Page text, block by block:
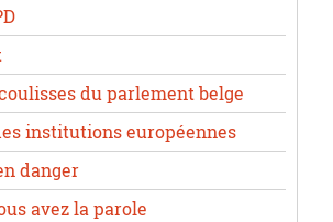
du parlement belge
institutions européennes
danger
avez la parole